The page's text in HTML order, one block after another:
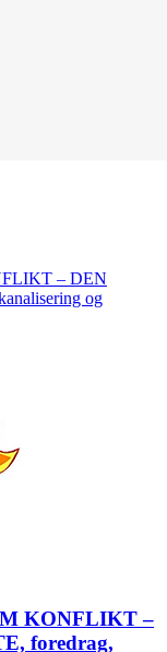
– DEN
og
KONFLIKT –
foredrag,